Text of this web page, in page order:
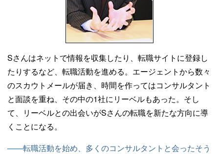
Sさんはネットで情報を収集したり、転職サイトに登録し
たりするなど、転職活動を進める。エージェントから数々
のスカウトメールが届き、時間を作ってはコンサルタント
と面談を重ね、その中の1社にリーベルもあった。そし
て、リーベルとの出会いがSさんの転職を新たな方向に導
くことになる。
——転職活動を始め、多くのコンサルタントと会ったそう